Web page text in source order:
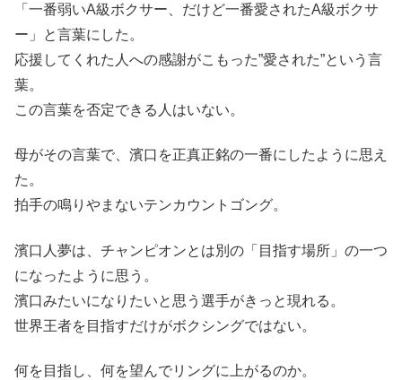
「一番弱いA級ボクサー、だけど一番愛されたA級ボクサ
ー」と言葉にした。
応援してくれた人への感謝がこもった”愛された”という言
葉。
この言葉を否定できる人はいない。
母がその言葉で、濱口を正真正銘の一番にしたように思え
た。
拍手の鳴りやまないテンカウントゴング。
濱口人夢は、チャンピオンとは別の「目指す場所」の一つ
になったように思う。
濱口みたいになりたいと思う選手がきっと現れる。
世界王者を目指すだけがボクシングではない。
何を目指し、何を望んでリングに上がるのか。